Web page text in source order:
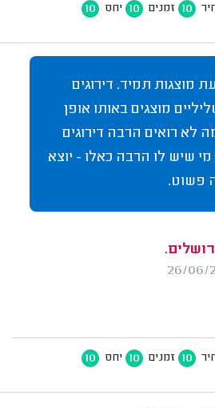
10 זמנים 10 יחס 10
מוצגות תמיד. דירוגים
מוצגים באותו אופן
לא רואים הרבה דירוגים
מי שיש לו הרבה כאלו - יוצא
פשוט.
10 זמנים 10 יחס 10